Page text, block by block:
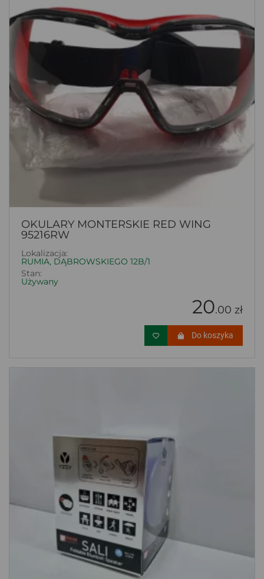
OKULARY MONTERSKIE RED WING
95216RW
Lokalizacja:
RUMIA, DĄBROWSKIEGO 12B/1
Stan:
Używany
20.00 zł
Do koszyka